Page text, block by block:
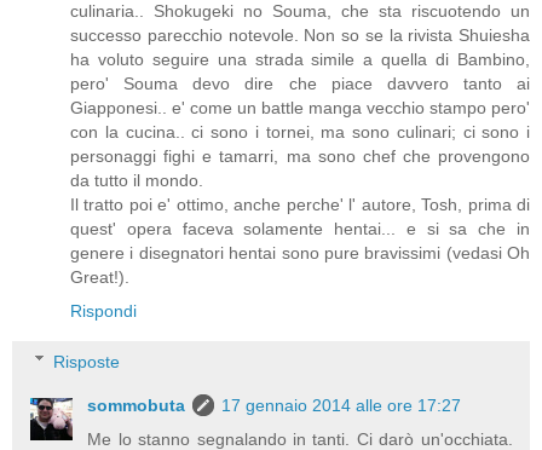
culinaria.. Shokugeki no Souma, che sta riscuotendo un
successo parecchio notevole. Non so se la rivista Shuiesha
ha voluto seguire una strada simile a quella di Bambino,
pero' Souma devo dire che piace davvero tanto ai
Giapponesi.. e' come un battle manga vecchio stampo pero'
con la cucina.. ci sono i tornei, ma sono culinari; ci sono i
personaggi fighi e tamarri, ma sono chef che provengono
da tutto il mondo.
Il tratto poi e' ottimo, anche perche' l' autore, Tosh, prima di
quest' opera faceva solamente hentai... e si sa che in
genere i disegnatori hentai sono pure bravissimi (vedasi Oh
Great!).
Rispondi
Risposte
sommobuta
17 gennaio 2014 alle ore 17:27
Me lo stanno segnalando in tanti. Ci darò un'occhiata.